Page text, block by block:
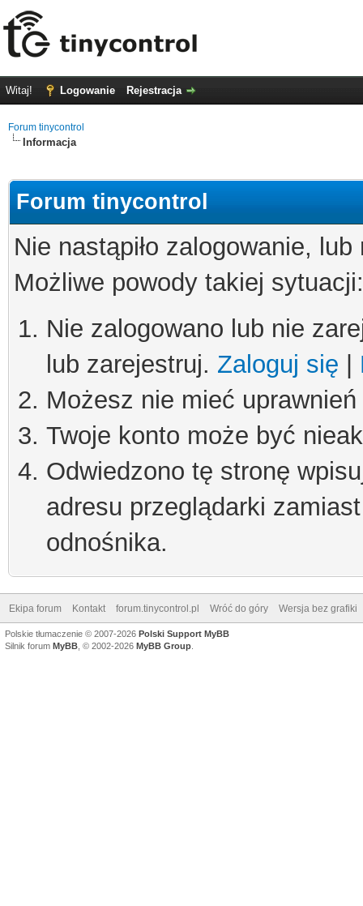
Witaj! Logowanie Rejestracja
Forum tinycontrol
Informacja
Forum tinycontrol
Nie nastąpiło zalogowanie,
Możliwe powody takiej sytuacji:
Nie zalogowano lub nie
lub zarejestruj. Zaloguj się
Możesz nie mieć
Twoje konto może być
Odwiedzono tę stronę
adresu przeglądarki
odnośnika.
Ekipa forum Kontakt forum.tinycontrol.pl Wróć do góry Wersja bez grafiki
Polskie tłumaczenie © 2007-2026 Polski Support MyBB
Silnik forum MyBB , © 2002-2026 MyBB Group